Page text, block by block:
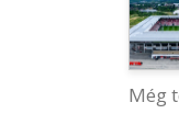
Még